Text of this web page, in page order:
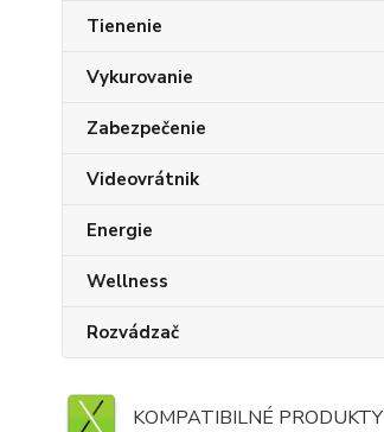
Tienenie
Vykurovanie
Zabezpečenie
Videovrátnik
Energie
Wellness
Rozvádzač
KOMPATIBILNÉ PRODUKTY